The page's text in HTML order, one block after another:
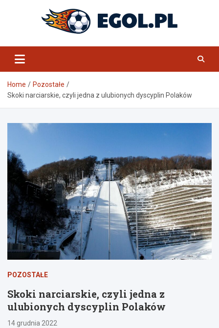
eGol.pl
Home
Pozostałe
Skoki narciarskie, czyli jedna z ulubionych dyscyplin Polaków
POZOSTAŁE
Skoki narciarskie, czyli jedna z
ulubionych dyscyplin Polaków
14 grudnia 2022